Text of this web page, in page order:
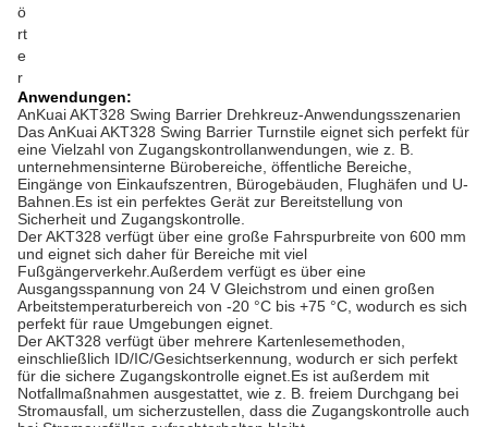
ö
rt
e
r